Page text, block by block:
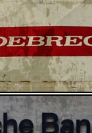
de